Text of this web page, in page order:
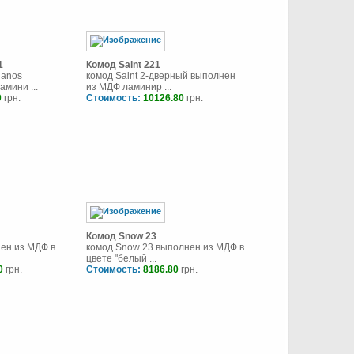
...
грн.
Комод Saint 221
комод Saint 2-дверный выполнен
из МДФ ламинир ...
Стоимость: 10126.80 грн.
из МДФ в
грн.
Комод Snow 23
комод Snow 23 выполнен из МДФ в
цвете "белый ...
Стоимость: 8186.80 грн.